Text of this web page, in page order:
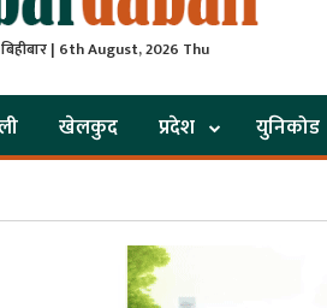
| 6th August, 2026 Thu
खेलकुद प्रदेश युनिकोड